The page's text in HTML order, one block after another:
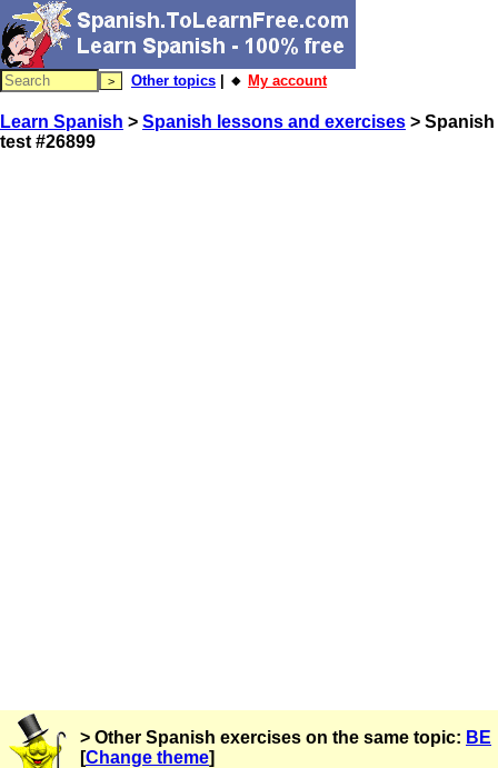
Other topics | 🔸 My account
Learn Spanish > Spanish lessons and exercises > Spanish
test #26899
> Other Spanish exercises on the same topic: BE
[Change theme]